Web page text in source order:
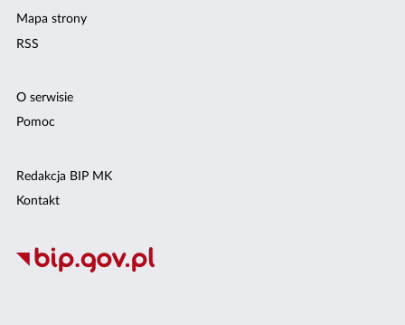
Mapa strony
RSS
O serwisie
Pomoc
Redakcja BIP MK
Kontakt